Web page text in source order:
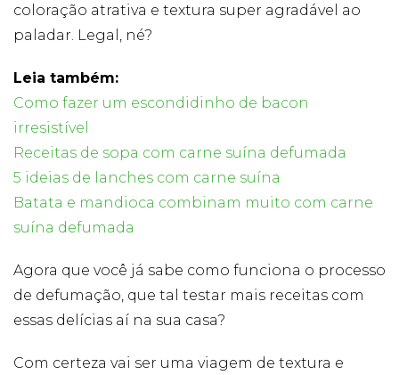
coloração atrativa e textura super agradável ao
paladar. Legal, né?
Leia também:
Como fazer um escondidinho de bacon
irresistível
Receitas de sopa com carne suína defumada
5 ideias de lanches com carne suína
Batata e mandioca combinam muito com carne
suína defumada
Agora que você já sabe como funciona o processo
de defumação, que tal testar mais receitas com
essas delícias aí na sua casa?
Com certeza vai ser uma viagem de textura e